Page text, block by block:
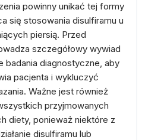
powinny unikać tej formy
się stosowania disulfiramu u
piersią. Przed
szczegółowy wywiad
badania diagnostyczne, aby
pacjenta i wykluczyć
Ważne jest również
przyjmowanych
diety, ponieważ niektóre z
disulfiramu lub